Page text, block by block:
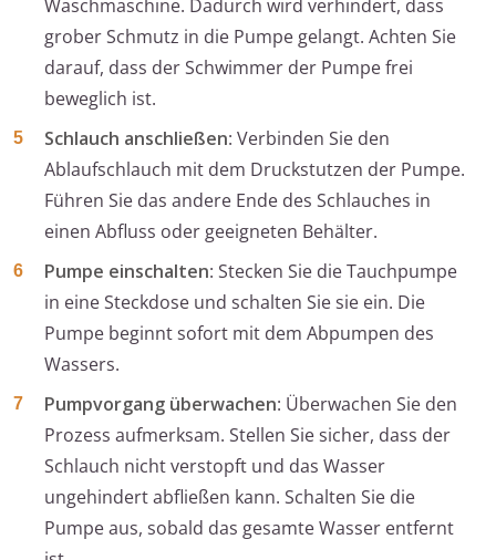
Waschmaschine. Dadurch wird verhindert, dass
grober Schmutz in die Pumpe gelangt. Achten Sie
darauf, dass der Schwimmer der Pumpe frei
beweglich ist.
Schlauch anschließen: Verbinden Sie den
Ablaufschlauch mit dem Druckstutzen der Pumpe.
Führen Sie das andere Ende des Schlauches in
einen Abfluss oder geeigneten Behälter.
Pumpe einschalten: Stecken Sie die Tauchpumpe
in eine Steckdose und schalten Sie sie ein. Die
Pumpe beginnt sofort mit dem Abpumpen des
Wassers.
Pumpvorgang überwachen: Überwachen Sie den
Prozess aufmerksam. Stellen Sie sicher, dass der
Schlauch nicht verstopft und das Wasser
ungehindert abfließen kann. Schalten Sie die
Pumpe aus, sobald das gesamte Wasser entfernt